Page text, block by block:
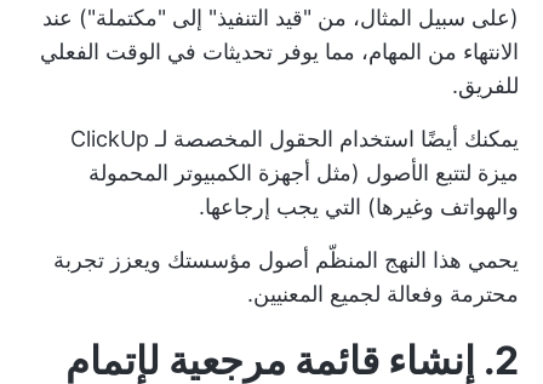
(على سبيل المثال، من "قيد التنفيذ" إلى "مكتملة") عند
الانتهاء من المهام، مما يوفر تحديثات في الوقت الفعلي
للفريق.
يمكنك أيضًا استخدام الحقول المخصصة لـ ClickUp
ميزة لتتبع الأصول (مثل أجهزة الكمبيوتر المحمولة
والهواتف وغيرها) التي يجب إرجاعها.
يحمي هذا النهج المنظّم أصول مؤسستك ويعزز تجربة
محترمة وفعالة لجميع المعنيين.
2. إنشاء قائمة مرجعية لإتمام